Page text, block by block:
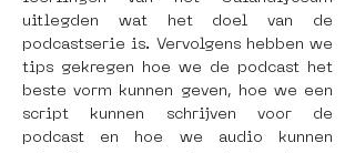
uitlegden wat het doel van de
podcastserie is. Vervolgens hebben we
tips gekregen hoe we de podcast het
beste vorm kunnen geven, hoe we een
script kunnen schrijven voor de
podcast en hoe we audio kunnen